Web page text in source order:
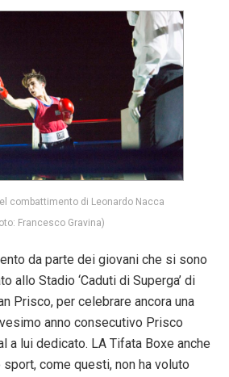
combattimento di Leonardo Nacca
Francesco Gravina)
da parte dei giovani che si sono
allo Stadio ‘Caduti di Superga’ di
Prisco, per celebrare ancora una
anno consecutivo Prisco
a lui dedicato. LA Tifata Boxe anche
come questi, non ha voluto